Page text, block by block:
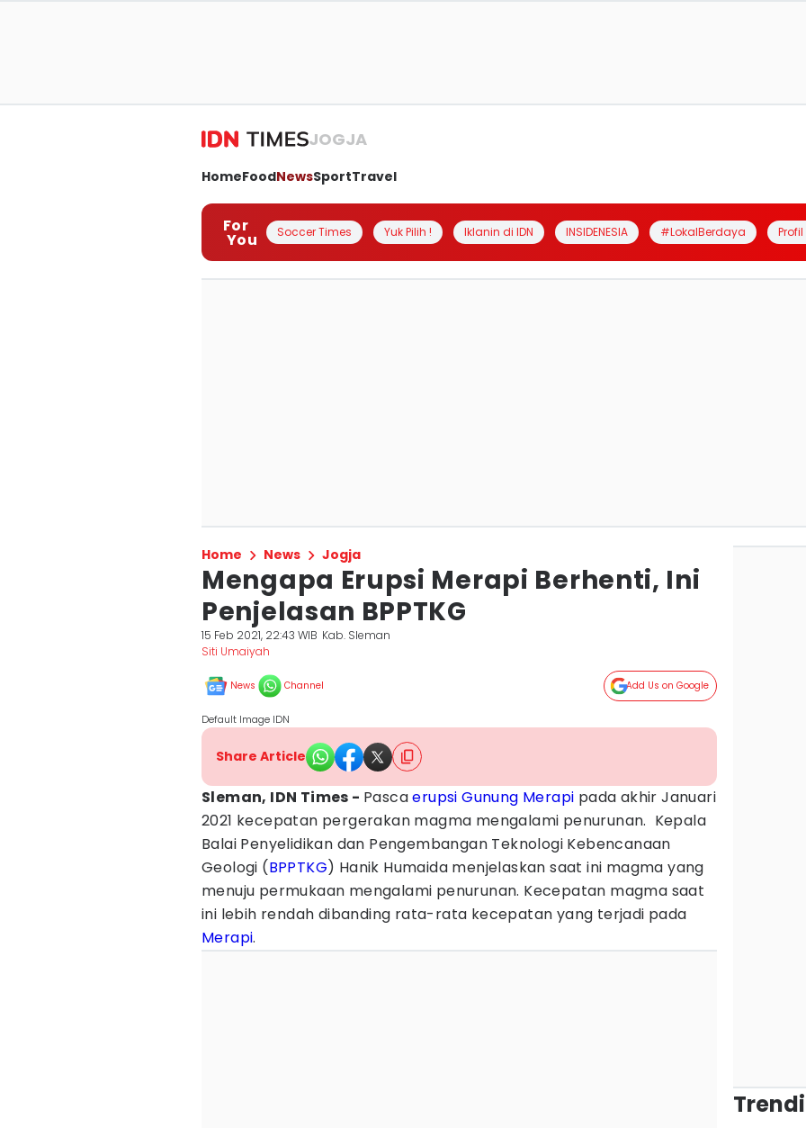
JOGJA
HomeFoodNewsSportTravel
For
You Soccer Times Yuk Pilih ! Iklanin di IDN INSIDENESIA #LokalBerdaya
Home News Jogja
Mengapa Erupsi Merapi Berhenti, Ini
Penjelasan BPPTKG
15 Feb 2021, 22:43 WIB Kab. Sleman
Siti Umaiyah
News Channel Add Us on Google
Default Image IDN
Share Article
Sleman, IDN Times - Pascaerupsi Gunung Merapi pada akhir Januari
2021 kecepatan pergerakan magma mengalami penurunan. Kepala
Balai Penyelidikan dan Pengembangan Teknologi Kebencanaan
Geologi (BPPTKG) Hanik Humaida menjelaskan saat ini magma yang
menuju permukaan mengalami penurunan. Kecepatan magma saat
ini lebih rendah dibanding rata-rata kecepatan yang terjadi pada
Merapi.